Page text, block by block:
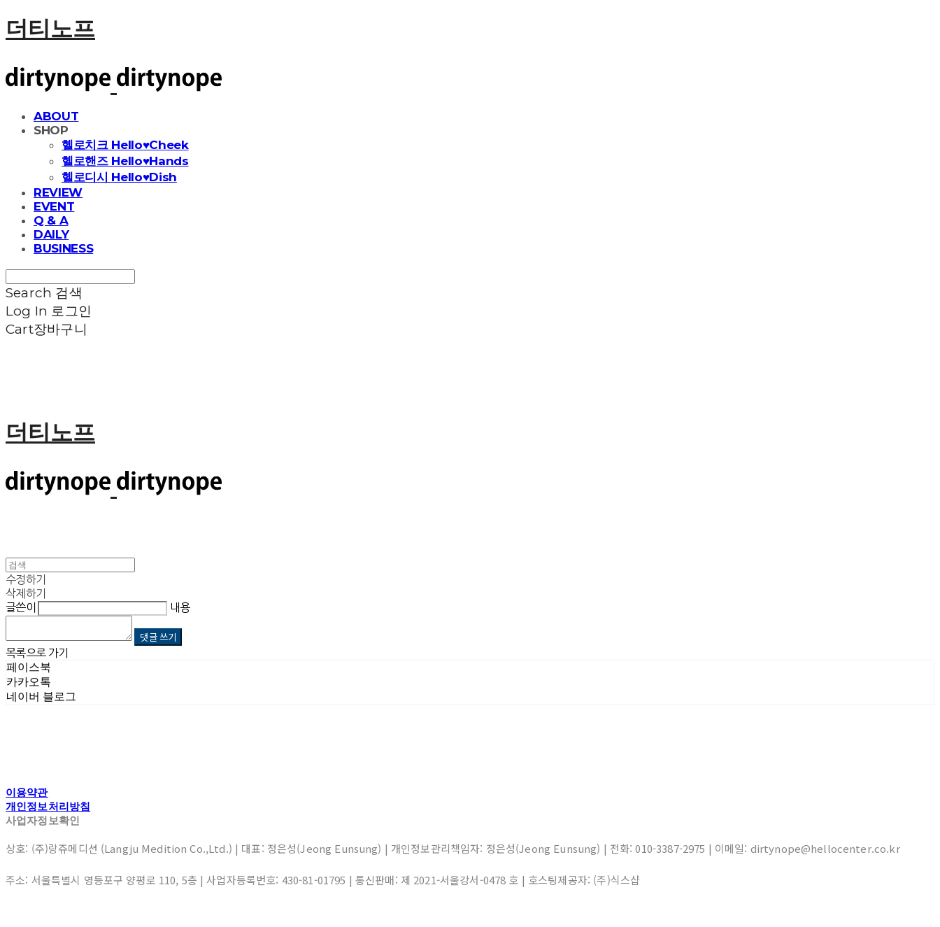
더티노프
ABOUT
SHOP
헬로치크 Hello♥Cheek
헬로핸즈 Hello♥Hands
헬로디시 Hello♥Dish
REVIEW
EVENT
Q & A
DAILY
BUSINESS
Search 검색
Log In 로그인
Cart장바구니
더티노프
수정하기
삭제하기
글쓴이
내용
댓글 쓰기
목록으로 가기
페이스북
카카오톡
네이버 블로그
이용약관
개인정보처리방침
사업자정보확인
상호: (주)랑쥬메디션 (Langju Medition Co.,Ltd.) | 대표: 정은성(Jeong Eunsung) | 개인정보관리책임자: 정은성(Jeong Eunsung) | 전화: 010-3387-2975 | 이메일: dirtynope@hellocenter.co.kr
주소: 서울특별시 영등포구 양평로 110, 5층 | 사업자등록번호: 430-81-01795 | 통신판매: 제 2021-서울강서-0478 호 | 호스팅제공자: (주)식스샵